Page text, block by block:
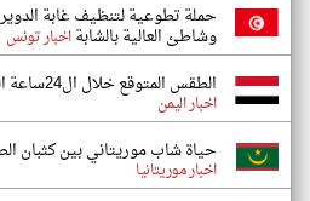
حملة تطوعية لتنظيف غابة
وشاطئ العالية بالشابةاخبار تونس
الطقس المتوقع خلال ال24ساعة القادمة
اخبار اليمن
حياة شاب موريتاني بين كثبان
اخبار موريتانيا